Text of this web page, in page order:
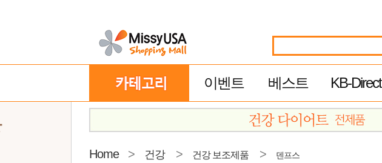
이벤트 베스트 KB-Direct
Home > 건강 > 건강 보조제품 > 덴프스